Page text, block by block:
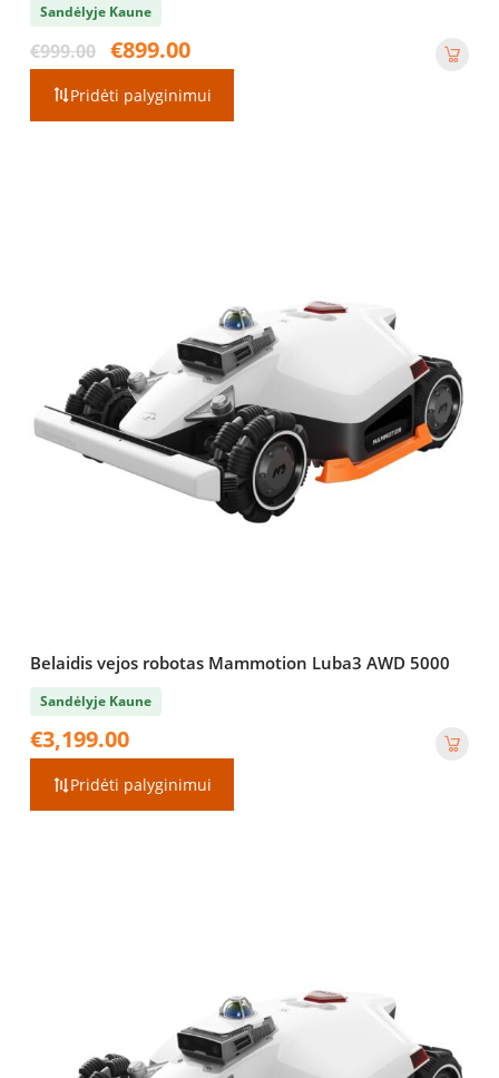
Sandėlyje Kaune
€999.00
Original
price
was:
€999.00.
€899.00
€899.00.
Pridėti palyginimui
Belaidis vejos robotas Mammotion Luba3 AWD 5000
Sandėlyje Kaune
€3,199.00
Pridėti palyginimui